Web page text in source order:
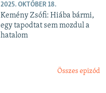
2025. OKTÓBER 18.
Kemény Zsófi: Hiába bármi,
egy tapodtat sem mozdul a
hatalom
Összes epizód